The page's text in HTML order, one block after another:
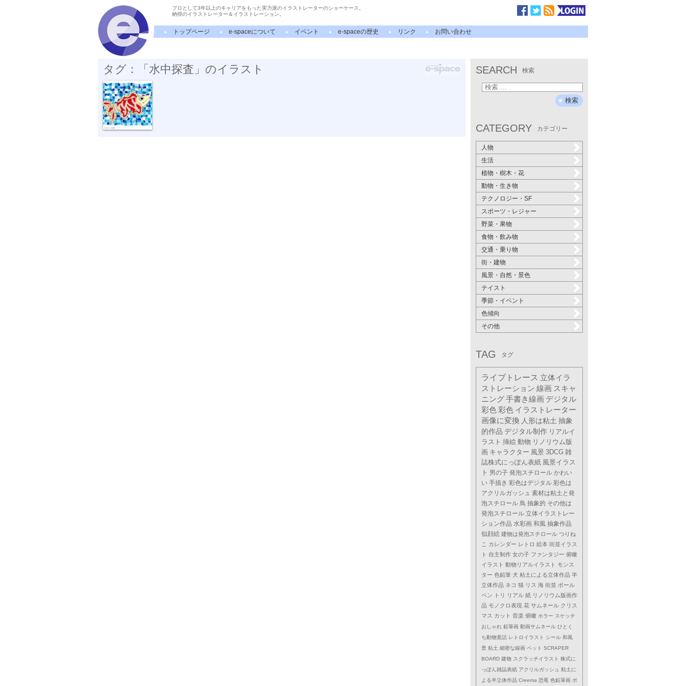
プロとして3年以上のキャリアをもった実力派のイラストレーターのショーケース。
納得のイラストレーター＆イラストレーション。
トップページ e-spaceについて イベント e-spaceの歴史 リンク お問い合わせ
タグ：「水中探査」のイラスト
水中探査 SEARCH 検索
CATEGORY カテゴリー
人物
生活
植物・樹木・花
動物・生き物
テクノロジー・SF
スポーツ・レジャー
野菜・果物
食物・飲み物
交通・乗り物
街・建物
風景・自然・景色
テイスト
季節・イベント
色傾向
その他
TAG タグ
ライブトレース 立体イラ
ストレーション 線画 スキャ
ニング手書き線画 デジタル
彩色彩色 イラストレーター
画像に変換 人形は粘土 抽象
的作品 デジタル制作 リアルイ
ラスト 挿絵 動物 リノリウム版
画 キャラクター 風景 3DCG 雑
誌株式にっぽん表紙 風景イラス
ト 男の子 発泡スチロール かわい
い 手描き 彩色はデジタル 彩色は
アクリルガッシュ 素材は粘土と発
泡スチロール 鳥 抽象的 その他は
発泡スチロール 立体イラストレー
ション作品 水彩画 和風 抽象作品
似顔絵 建物は発泡スチロール つりね
こ カレンダー レトロ 絵本 街並イラス
ト 自主制作 女の子 ファンタジー 俯瞰
イラスト 動物リアルイラスト モンス
ター 色鉛筆 犬 粘土による立体作品 半
立体作品 ネコ 猫 リス 海 街並 ボール
ペン
トリ リアル 紙 リノリウム版画作
品 モノクロ表現 花 サムネール クリス
マス カット 音楽 俯瞰 ホラー スケッチ
おしゃれ 鉛筆画 動画サムネール ひとく
ち動物童話 レトロイラスト シール 和風
景 粘土 細密な線画 ペット SCRAPER
BOARD 建物 スクラッチイラスト 株式に
っぽん雑誌表紙 アクリルガッシュ 粘土に
よる半立体作品 Creema 恐竜 色鉛筆画 ポ